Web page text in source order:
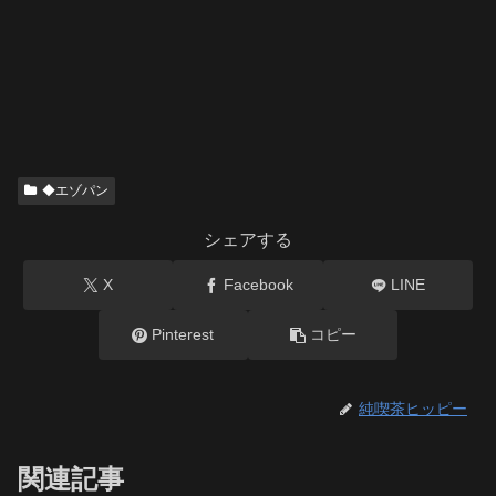
◆エゾパン
シェアする
X Facebook LINE
Pinterest コピー
純喫茶ヒッピー
関連記事